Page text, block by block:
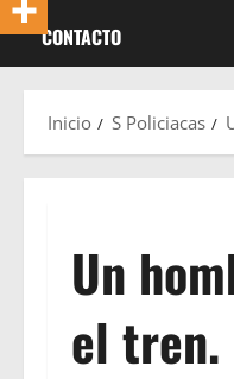
CONTACTO
Inicio S Policiacas
Un
el tren.